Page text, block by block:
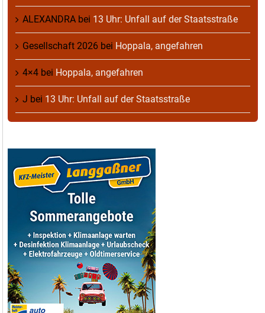
ALEXANDRA bei 13 Uhr: Unfall auf der Staatsstraße
Gesellschaft 2026 bei Hoppala, angefahren
4×4 bei Hoppala, angefahren
J bei 13 Uhr: Unfall auf der Staatsstraße